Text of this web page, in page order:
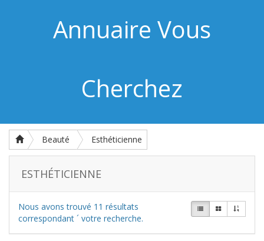
Annuaire Vous
Cherchez
Beauté Esthéticienne
ESTHÉTICIENNE
Nous avons trouvé 11 résultats
correspondant ´ votre recherche.